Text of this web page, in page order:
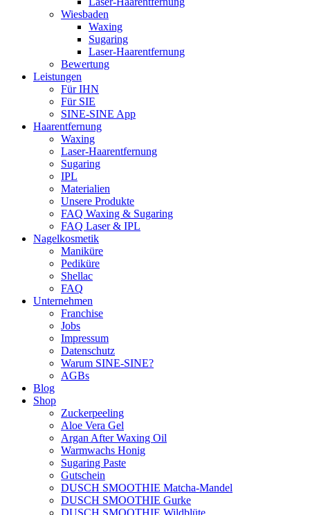
Wiesbaden
Waxing
Sugaring
Laser-Haarentfernung
Bewertung
Leistungen
Für IHN
Für SIE
SINE-SINE App
Haarentfernung
Waxing
Laser-Haarentfernung
Sugaring
IPL
Materialien
Unsere Produkte
FAQ Waxing & Sugaring
FAQ Laser & IPL
Nagelkosmetik
Maniküre
Pediküre
Shellac
FAQ
Unternehmen
Franchise
Jobs
Impressum
Datenschutz
Warum SINE-SINE?
AGBs
Blog
Shop
Zuckerpeeling
Aloe Vera Gel
Argan After Waxing Oil
Warmwachs Honig
Sugaring Paste
Gutschein
DUSCH SMOOTHIE Matcha-Mandel
DUSCH SMOOTHIE Gurke